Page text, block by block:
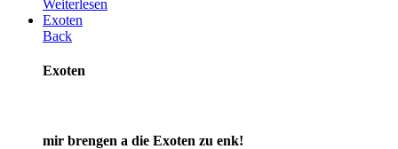
Weiterlesen
Exoten
Back
Exoten
mir brengen a die Exoten zu enk!